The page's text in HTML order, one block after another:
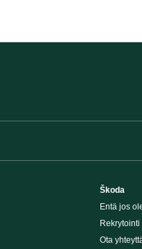
Škoda
Entä jos
Rekrytointi
Ota